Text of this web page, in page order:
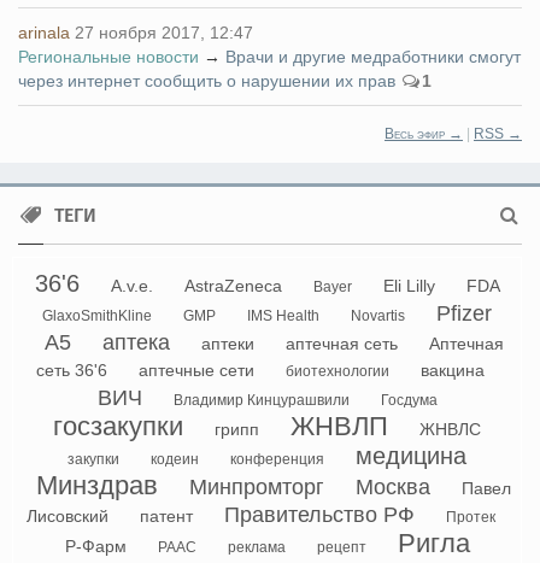
arinala 27 ноября 2017, 12:47
Региональные новости → Врачи и другие медработники смогут
через интернет сообщить о нарушении их прав
1
Весь эфир → RSS →
ТЕГИ
36'6 A.v.e. AstraZeneca Bayer Eli Lilly FDA
GlaxoSmithKline GMP IMS Health Novartis
Pfizer
А5
аптека аптеки аптечная сеть
Аптечная
сеть 36'6
аптечные сети биотехнологии вакцина
ВИЧ Владимир Кинцурашвили Госдума
госзакупки грипп ЖНВЛП ЖНВЛС
закупки кодеин конференция медицина
Минздрав Минпромторг Москва
Павел
Лисовский
патент Правительство РФ Протек
Р-Фарм РААС реклама рецепт Ригла